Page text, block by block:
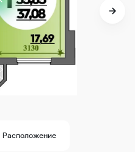
Расположение